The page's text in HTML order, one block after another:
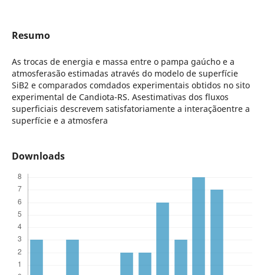
Resumo
As trocas de energia e massa entre o pampa gaúcho e a
atmosferasão estimadas através do modelo de superfície
SiB2 e comparados comdados experimentais obtidos no sito
experimental de Candiota-RS. Asestimativas dos fluxos
superficiais descrevem satisfatoriamente a interaçãoentre a
superfície e a atmosfera
Downloads